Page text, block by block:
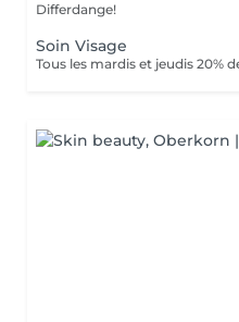
Differdange!
Soin Visage
Tous les mardis et jeudis 20%